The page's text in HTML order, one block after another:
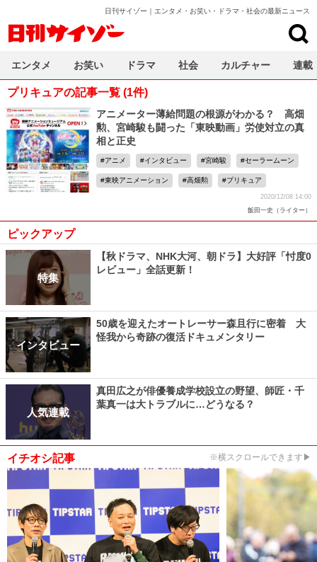
日刊サイゾー｜エンタメ・お笑い・ドラマ・社会の最新ニュース
プリキュアの記事一覧 (1件)
アニメーター薄給問題の根源がわかる？ 高畑
勲、宮崎駿も闘った「東映動画」労使対立の真
相と正史
アニメ インタビュー 宮崎駿 セーラームーン
東映アニメーション 高畑勲 プリキュア
2020/12/08 14:00
飯田一史（ライター）
ピックアップ
特集
【秋ドラマ、NHK大河、朝ドラ】大好評「忖度0
レビュー」全話更新！
インタビュー
50歳を迎えたオートレーサー森且行に密着 大
怪我から奇跡の復活ドキュメンタリー
人気連載
真田広之が俳優養成学校設立の野望、師匠・千
葉真一は大トラブルに…どうなる？
イチオシ記事 ※横スクロールできます▶
エンタメ お笑い ドラマ 社会 カルチャー 連載